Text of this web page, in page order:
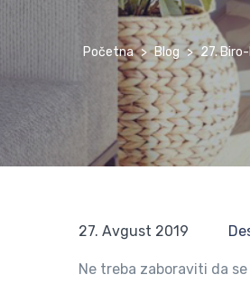
Početna Blog 27.
27. Avgust 2019
Ne treba zaboraviti da